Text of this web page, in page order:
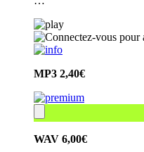
MP3 2,40€
WAV 6,00€